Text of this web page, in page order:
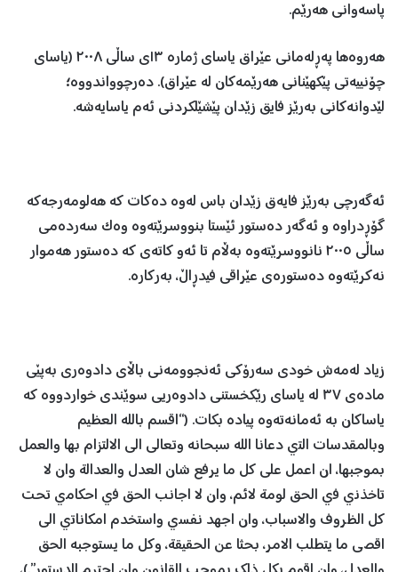
پاسەوانی هەرێم.
هه‌روه‌ها په‌ڕله‌مانی عێراق یاسای ژماره‌ ١٣ی ساڵی ٢٠٠٨ (یاسای
چۆنییه‌تی پێکهێنانی هه‌رێمه‌کان له‌ عێراق). ده‌رچوواندووه‌؛
لێدوانەکانی بەرێز فایق زێدان پێشێلکردنی ئەم یاسایەشە.
ئەگەرچی بەرێز فایەق زێدان باس لەوە دەکات کە هەلومەرجەکە
گۆڕدراوە و ئەگەر دەستور ئێستا بنووسرێتەوە وەک سەردەمی
ساڵی ٢٠٠٥ نانووسرێتەوە بەڵام تا ئەو کاتەی کە دەستور هەموار
نەکرێتەوە دەستورەی عێراقی فیدڕاڵ، بەرکارە.
زیاد لەمەش خودی سەرۆکی ئەنجوومەنی باڵای دادوەری بەپێی
مادەی ٣٧ لە یاسای رێکخستنی دادوەریی سوێندی خواردووە کە
یاساکان بە ئەمانەتەوە پیادە بکات. (“اقسم بالله العظيم
وبالمقدسات التي دعانا الله سبحانه وتعالى الى الالتزام بها والعمل
بموجبها، ان اعمل على كل ما يرفع شان العدل والعدالة وان لا
تاخذني في الحق لومة لائم، وان لا اجانب الحق في احكامي تحت
كل الظروف والاسباب، وان اجهد نفسي واستخدم امكاناتي الى
اقصى ما يتطلب الامر، بحثا عن الحقيقة، وكل ما يستوجبه الحق